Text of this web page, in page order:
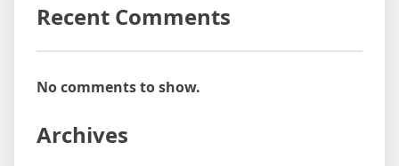
Recent Comments
No comments to show.
Archives